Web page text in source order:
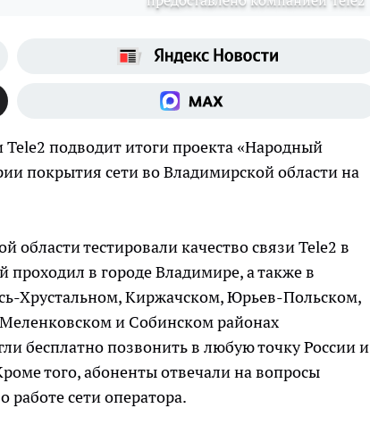
подводит итоги проекта «Народный
покрытия сети во Владимирской области на
области тестировали качество связи Tele2 в
в городе Владимире, а также в
Хрустальном, Киржачском, Юрьев-Польском,
и Собинском районах
бесплатно позвонить в любую точку России и
того, абоненты отвечали на вопросы
работе сети оператора.